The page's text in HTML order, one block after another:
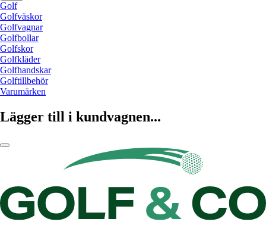
Golf
Golfväskor
Golfvagnar
Golfbollar
Golfskor
Golfkläder
Golfhandskar
Golftillbehör
Varumärken
Lägger till i kundvagnen...